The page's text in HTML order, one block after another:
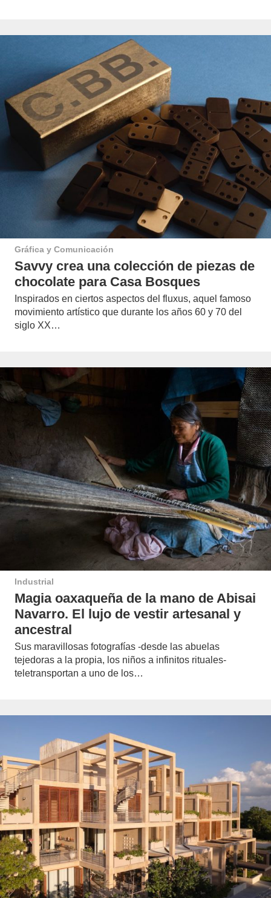
Gráfica y Comunicación
Savvy crea una colección de piezas de
chocolate para Casa Bosques
Inspirados en ciertos aspectos del fluxus, aquel famoso
movimiento artístico que durante los años 60 y 70 del
siglo XX…
Industrial
Magia oaxaqueña de la mano de Abisai
Navarro. El lujo de vestir artesanal y
ancestral
Sus maravillosas fotografías -desde las abuelas
tejedoras a la propia, los niños a infinitos rituales-
teletransportan a uno de los…